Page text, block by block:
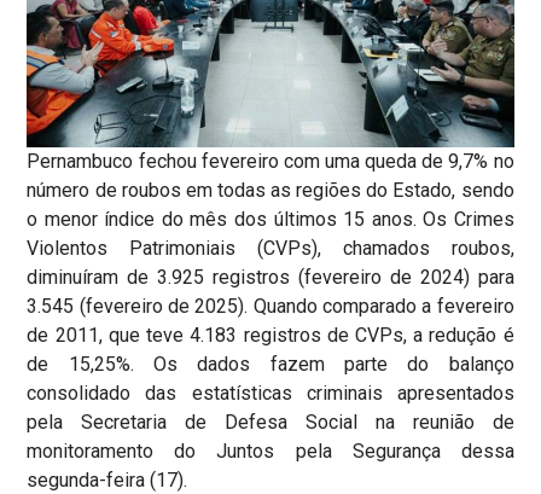
Pernambuco fechou fevereiro com uma queda de 9,7% no
número de roubos em todas as regiões do Estado, sendo
o menor índice do mês dos últimos 15 anos. Os Crimes
Violentos Patrimoniais (CVPs), chamados roubos,
diminuíram de 3.925 registros (fevereiro de 2024) para
3.545 (fevereiro de 2025). Quando comparado a fevereiro
de 2011, que teve 4.183 registros de CVPs, a redução é
de 15,25%. Os dados fazem parte do balanço
consolidado das estatísticas criminais apresentados
pela Secretaria de Defesa Social na reunião de
monitoramento do Juntos pela Segurança dessa
segunda-feira (17).